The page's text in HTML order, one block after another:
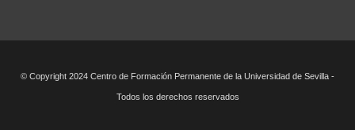
© Copyright 2024 Centro de Formación Permanente de la Universidad de Sevilla -
Todos los derechos reservados